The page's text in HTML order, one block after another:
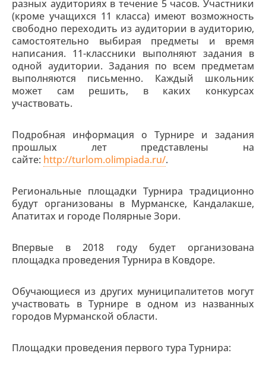
разных аудиториях в течение 5 часов. Участники
(кроме учащихся 11 класса) имеют возможность
свободно переходить из аудитории в аудиторию,
самостоятельно выбирая предметы и время
написания. 11-классники выполняют задания в
одной аудитории. Задания по всем предметам
выполняются письменно. Каждый школьник
может сам решить, в каких конкурсах
участвовать.
Подробная информация о Турнире и задания
прошлых лет представлены на
сайте: http://turlom.olimpiada.ru/.
Региональные площадки Турнира традиционно
будут организованы в Мурманске, Кандалакше,
Апатитах и городе Полярные Зори.
Впервые в 2018 году будет организована
площадка проведения Турнира в Ковдоре.
Обучающиеся из других муниципалитетов могут
участвовать в Турнире в одном из названных
городов Мурманской области.
Площадки проведения первого тура Турнира: